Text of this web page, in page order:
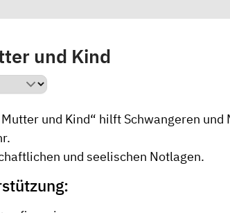
und Kind
und Kind“ hilft Schwangeren und
und seelischen Notlagen.